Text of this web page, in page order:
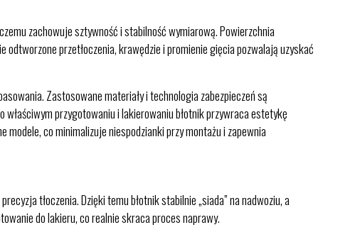
zachowuje sztywność i stabilność wymiarową. Powierzchnia
przetłoczenia, krawędzie i promienie gięcia pozwalają uzyskać
Zastosowane materiały i technologia zabezpieczeń są
przygotowaniu i lakierowaniu błotnik przywraca estetykę
co minimalizuje niespodzianki przy montażu i zapewnia
tłoczenia. Dzięki temu błotnik stabilnie „siada” na nadwoziu, a
do lakieru, co realnie skraca proces naprawy.